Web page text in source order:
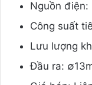
Nguồn
Công suất
Lưu lượng
Đầu ra: